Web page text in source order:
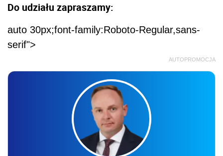
Do udziału zapraszamy:
auto 30px;font-family:Roboto-Regular,sans-
serif">
AUTOPROMOCJA